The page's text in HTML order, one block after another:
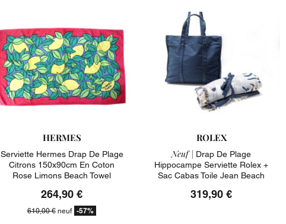
HERMES
Serviette Hermes Drap De Plage
Citrons 150x90cm En Coton
Rose Limons Beach Towel
264,90 €
610,00 € neuf -57%
ROLEX
Neuf | Drap De Plage
Hippocampe Serviette Rolex +
Sac Cabas Toile Jean Beach
319,90 €